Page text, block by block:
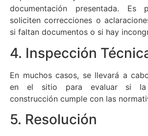
documentación presentada. Es
soliciten correcciones o
si faltan documentos o si hay
4. Inspección
En muchos casos, se llevará a
en el sitio para evaluar si la
construcción cumple con las
5. Resolución